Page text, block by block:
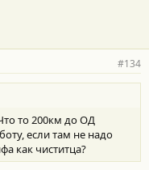
#134
то 200км до ОД
если там не надо
как чиститца?